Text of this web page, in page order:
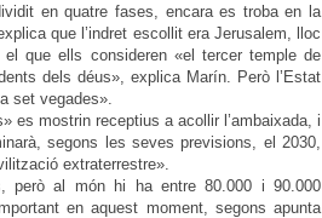
en quatre fases, encara es troba en la
que l’indret escollit era Jerusalem, lloc
que ells consideren «el tercer temple de
dels déus», explica Marín. Però l’Estat
set vegades».
es mostrin receptius a acollir l’ambaixada, i
segons les seves previsions, el 2030,
extraterrestre».
però al món hi ha entre 80.000 i 90.000
en aquest moment, segons apunta